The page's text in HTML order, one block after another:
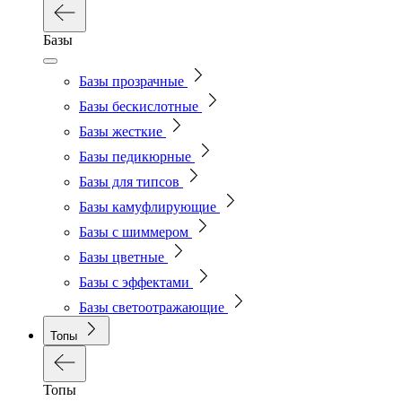
Базы
Базы прозрачные
Базы бескислотные
Базы жесткие
Базы педикюрные
Базы для типсов
Базы камуфлирующие
Базы с шиммером
Базы цветные
Базы с эффектами
Базы светоотражающие
Топы
Топы